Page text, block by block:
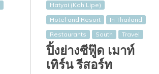
Hatyai (Koh Lipe)
Hotel and Resort
In Thailand
Restaurants
South Travel
ปิ้งย่างซีฟู๊ด เมาท์
เทิร์น รีสอร์ท